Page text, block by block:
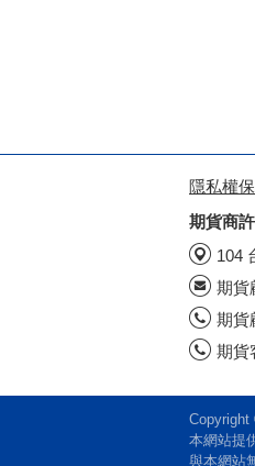
1.經
目的
2.依
用(
3.為
二、
依
檢察
入、
隱私權
期貨商
104
期貨
期貨
期貨
Copyright
本網站提
與本網站